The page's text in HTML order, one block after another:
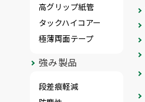
高グリップ紙管
タックハイコアー
極薄両面テープ
強み製品
段差痕軽減